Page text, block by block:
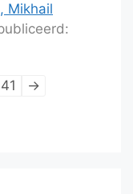
Mikhail
→